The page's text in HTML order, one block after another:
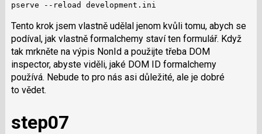
pserve --reload development.ini
Tento krok jsem vlastně udělal jenom kvůli tomu, abych se
podíval, jak vlastně formalchemy staví ten formulář. Když
tak mrkněte na výpis NonId a použijte třeba DOM
inspector, abyste viděli, jaké DOM ID formalchemy
používá. Nebude to pro nás asi důležité, ale je dobré
to vědet.
step07